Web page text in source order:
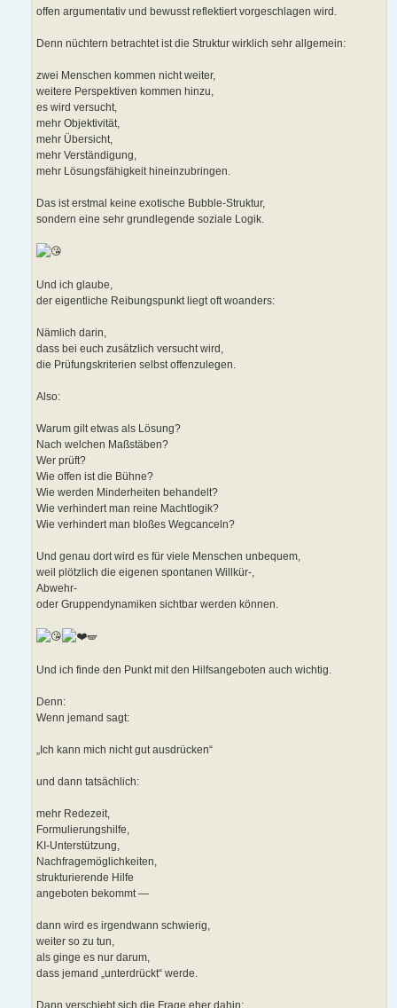
offen argumentativ und bewusst reflektiert vorgeschlagen wird.
Denn nüchtern betrachtet ist die Struktur wirklich sehr allgemein:
zwei Menschen kommen nicht weiter,
weitere Perspektiven kommen hinzu,
es wird versucht,
mehr Objektivität,
mehr Übersicht,
mehr Verständigung,
mehr Lösungsfähigkeit hineinzubringen.
Das ist erstmal keine exotische Bubble-Struktur,
sondern eine sehr grundlegende soziale Logik.
Und ich glaube,
der eigentliche Reibungspunkt liegt oft woanders:
Nämlich darin,
dass bei euch zusätzlich versucht wird,
die Prüfungskriterien selbst offenzulegen.
Also:
Warum gilt etwas als Lösung?
Nach welchen Maßstäben?
Wer prüft?
Wie offen ist die Bühne?
Wie werden Minderheiten behandelt?
Wie verhindert man reine Machtlogik?
Wie verhindert man bloßes Wegcanceln?
Und genau dort wird es für viele Menschen unbequem,
weil plötzlich die eigenen spontanen Willkür-,
Abwehr-
oder Gruppendynamiken sichtbar werden können.
🪽
Und ich finde den Punkt mit den Hilfsangeboten auch wichtig.
Denn:
Wenn jemand sagt:
„Ich kann mich nicht gut ausdrücken“
und dann tatsächlich:
mehr Redezeit,
Formulierungshilfe,
KI-Unterstützung,
Nachfragemöglichkeiten,
strukturierende Hilfe
angeboten bekommt —
dann wird es irgendwann schwierig,
weiter so zu tun,
als ginge es nur darum,
dass jemand „unterdrückt“ werde.
Dann verschiebt sich die Frage eher dahin: